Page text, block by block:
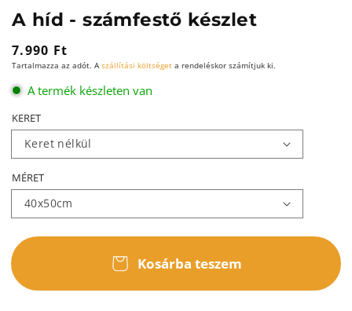
A híd - számfestő készlet
Normál
ár
7.990 Ft
Tartalmazza az adót. A szállítási költséget a rendeléskor számítjuk ki.
A termék készleten van
KERET
MÉRET
Kosárba teszem